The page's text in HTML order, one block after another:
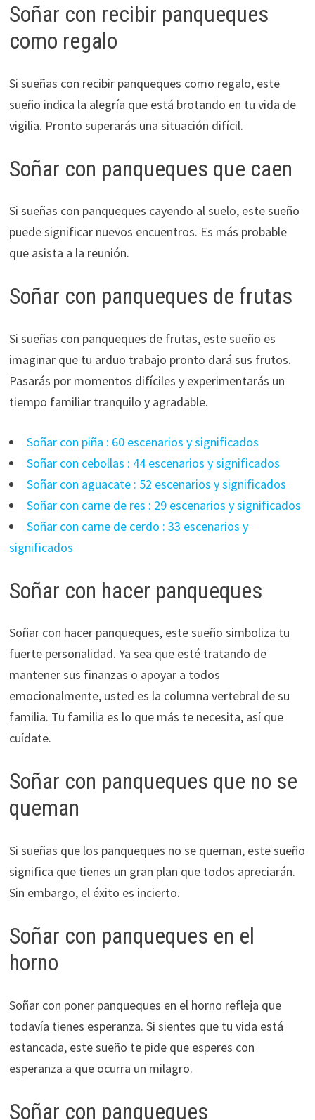
Soñar con recibir panqueques
como regalo
Si sueñas con recibir panqueques como regalo, este
sueño indica la alegría que está brotando en tu vida de
vigilia. Pronto superarás una situación difícil.
Soñar con panqueques que caen
Si sueñas con panqueques cayendo al suelo, este sueño
puede significar nuevos encuentros. Es más probable
que asista a la reunión.
Soñar con panqueques de frutas
Si sueñas con panqueques de frutas, este sueño es
imaginar que tu arduo trabajo pronto dará sus frutos.
Pasarás por momentos difíciles y experimentarás un
tiempo familiar tranquilo y agradable.
Soñar con piña : 60 escenarios y significados
Soñar con cebollas : 44 escenarios y significados
Soñar con aguacate : 52 escenarios y significados
Soñar con carne de res : 29 escenarios y significados
Soñar con carne de cerdo : 33 escenarios y
significados
Soñar con hacer panqueques
Soñar con hacer panqueques, este sueño simboliza tu
fuerte personalidad. Ya sea que esté tratando de
mantener sus finanzas o apoyar a todos
emocionalmente, usted es la columna vertebral de su
familia. Tu familia es lo que más te necesita, así que
cuídate.
Soñar con panqueques que no se
queman
Si sueñas que los panqueques no se queman, este sueño
significa que tienes un gran plan que todos apreciarán.
Sin embargo, el éxito es incierto.
Soñar con panqueques en el
horno
Soñar con poner panqueques en el horno refleja que
todavía tienes esperanza. Si sientes que tu vida está
estancada, este sueño te pide que esperes con
esperanza a que ocurra un milagro.
Soñar con panqueques